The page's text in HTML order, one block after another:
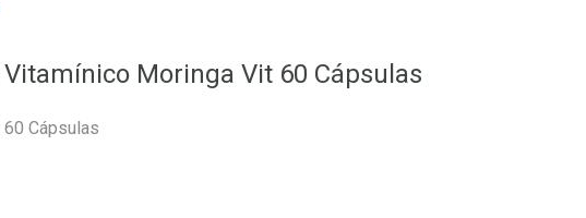
Moringa Vit 60 Cápsulas
Cápsulas